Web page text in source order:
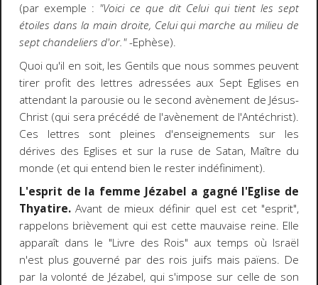
(par exemple : "Voici ce que dit Celui qui tient les sept
étoiles dans la main droite, Celui qui marche au milieu de
sept chandeliers d'or."-Ephèse).
Quoi qu'il en soit, les Gentils que nous sommes peuvent
tirer profit des lettres adressées aux Sept Eglises en
attendant la parousie ou le second avènement de Jésus-
Christ (qui sera précédé de l'avènement de l'Antéchrist).
Ces lettres sont pleines d'enseignements sur les
dérives des Eglises et sur la ruse de Satan, Maître du
monde (et qui entend bien le rester indéfiniment).
L'esprit de la femme Jézabel a gagné l'Eglise de
Thyatire.Avant de mieux définir quel est cet "esprit",
rappelons brièvement qui est cette mauvaise reine. Elle
apparaît dans le "Livre des Rois" aux temps où Israël
n'est plus gouverné par des rois juifs mais païens. De
par la volonté de Jézabel, qui s'impose sur celle de son